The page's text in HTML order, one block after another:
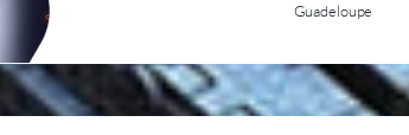
Guadeloupe